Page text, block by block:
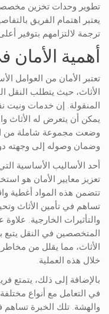
تطوير وحدات تخزين
يعتبر اهتمام الفريق
ترجمة لالتزامهم بتوفير
أهمية الأمان
تعتبر الأمان من العوامل
الأثاث، حيث يتطلب النقل
المنقولة. إن خدمات ونيت
يمكن أن يتعرض له الأثاث
وضعت مجموعة شاملة من
وضمان وصوله إلى وجهته
أحد الأساليب الأساسية
تعزيز معايير الأمان هو
تتضمن هذه المواد أغطية
تساهم في تأمين الأثاث
والتأثيرات الخارجية.
المتخصصين في النقل يتبع
الأثاث، مما يقلل من
خلال هذه العملية.
بالإضافة إلى ذلك،
في التعامل مع أنواع
والهشة. تلك الخبرة تساهم